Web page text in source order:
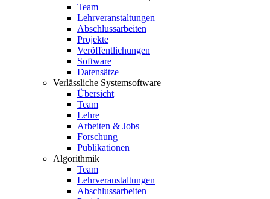
Team
Lehrveranstaltungen
Abschlussarbeiten
Projekte
Veröffentlichungen
Software
Datensätze
Verlässliche Systemsoftware
Übersicht
Team
Lehre
Arbeiten & Jobs
Forschung
Publikationen
Algorithmik
Team
Lehrveranstaltungen
Abschlussarbeiten